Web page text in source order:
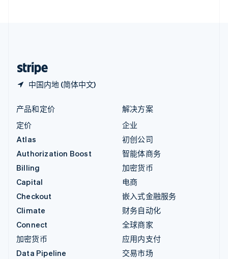
中国内地 (简体中文)
产品和定价
定价
Atlas
Authorization Boost
Billing
Capital
Checkout
Climate
Connect
加密货币
Data Pipeline
解决方案
企业
初创公司
智能体商务
加密货币
电商
嵌入式金融服务
财务自动化
全球商家
应用内支付
交易市场